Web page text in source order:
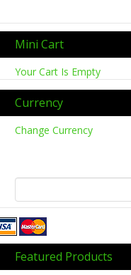
Mini Cart
Your Cart Is Empty
Currency
Change Currency
Featured Products